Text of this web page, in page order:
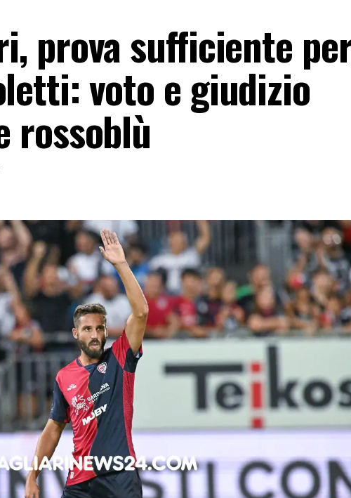
prova sufficiente
voto e giudizio
rossoblù